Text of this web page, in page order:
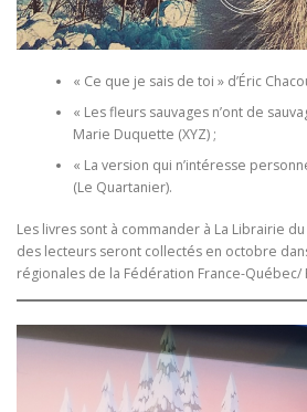
« Ce que je sais de toi » d’Éric
« Les fleurs sauvages n’ont de
Marie Duquette (XYZ) ;
« La version qui n’intéresse
(Le Quartanier).
Les livres sont à commander à La Librairie
des lecteurs seront collectés en octobre
régionales de la Fédération France-Québec/